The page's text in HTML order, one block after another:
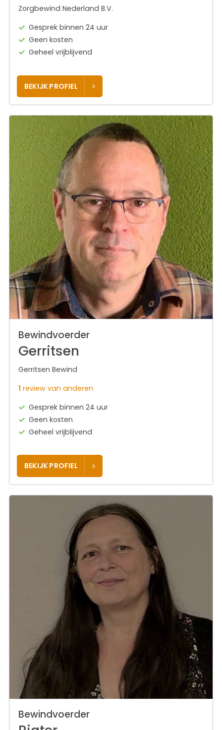
Zorgbewind Nederland B.V.
Gesprek binnen 24 uur
Geen kosten
Geheel vrijblijvend
BEKIJK PROFIEL
Bewindvoerder
Gerritsen
Gerritsen Bewind
1 review van anderen
Gesprek binnen 24 uur
Geen kosten
Geheel vrijblijvend
BEKIJK PROFIEL
Bewindvoerder